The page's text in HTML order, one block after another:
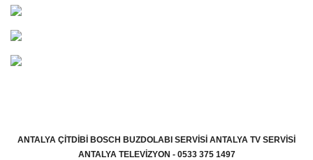
ANTALYA ÇITDIBI BOSCH BUZDOLABI SERVISI ANTALYA TV SERVISI
ANTALYA TELEVIZYON - 0533 375 1497